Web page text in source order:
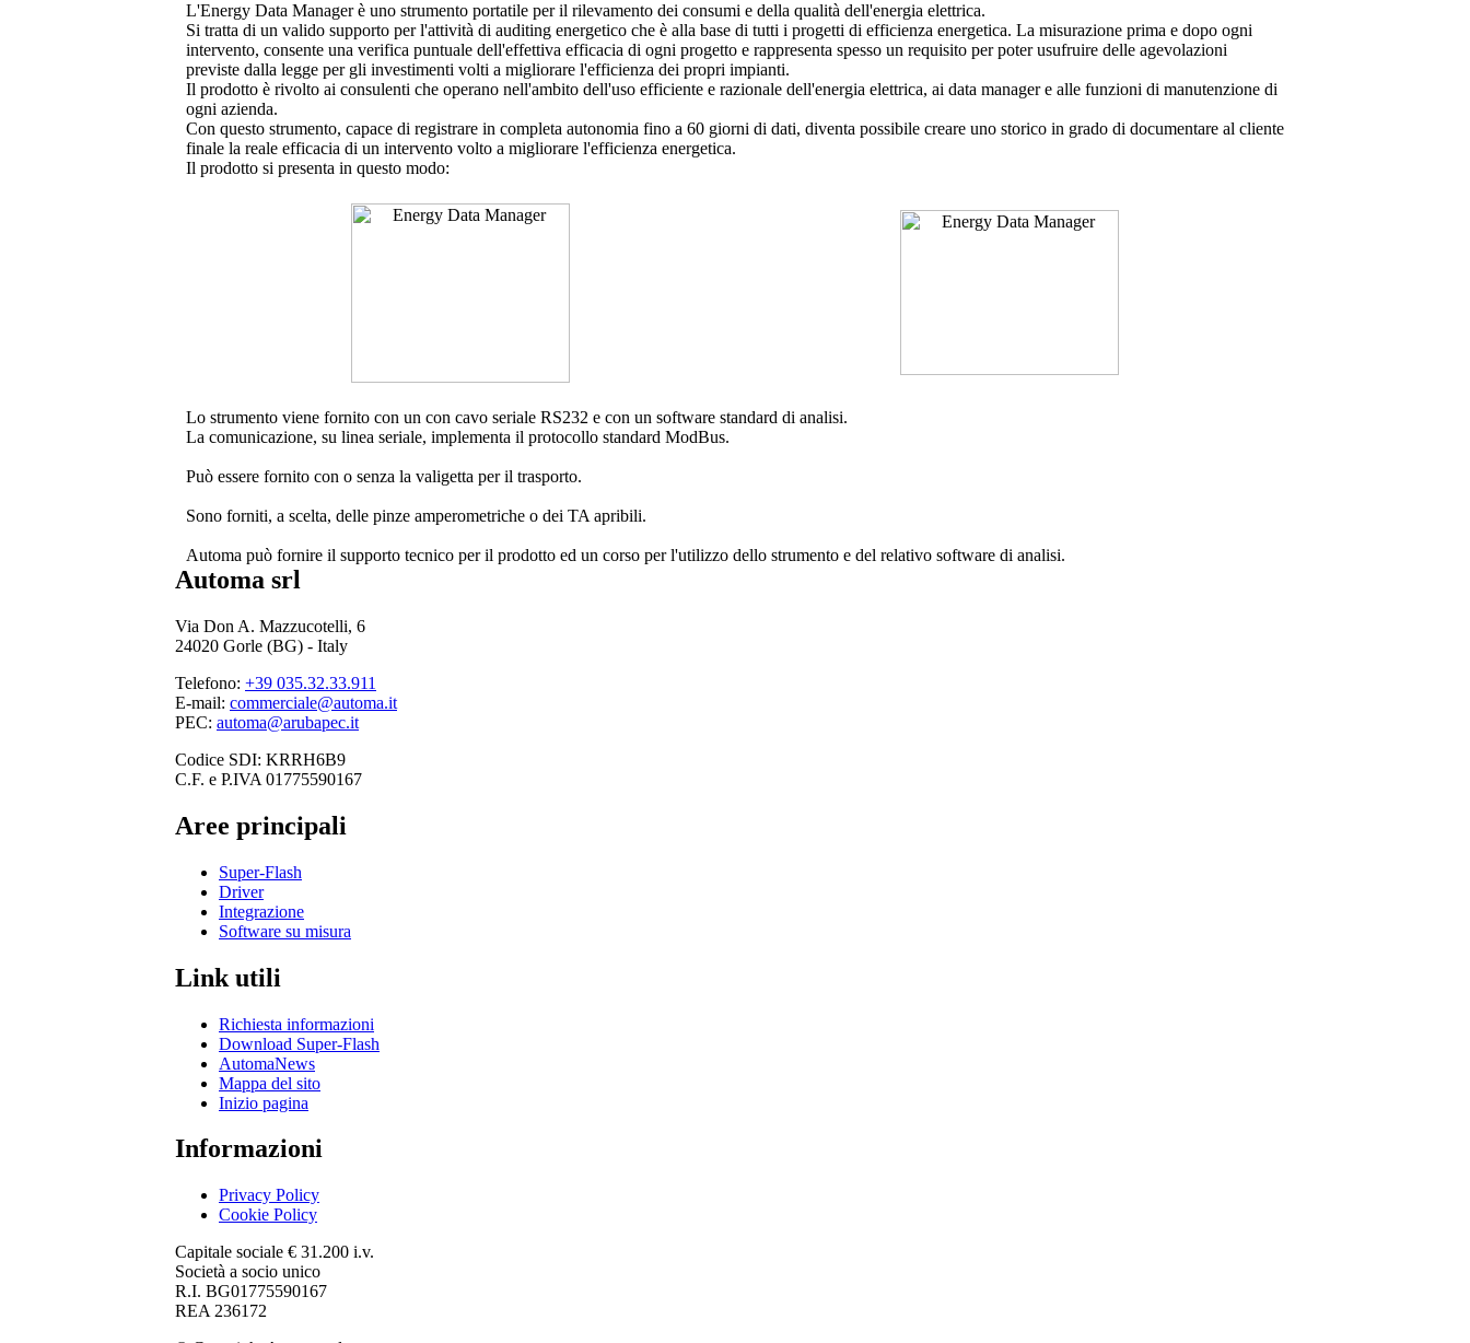
L'Energy Data Manager è uno strumento portatile per il rilevamento dei consumi e della qualità dell'energia elettrica.
Si tratta di un valido supporto per l'attività di auditing energetico che è alla base di tutti i progetti di efficienza energetica. La misurazione prima e dopo ogni
intervento, consente una verifica puntuale dell'effettiva efficacia di ogni progetto e rappresenta spesso un requisito per poter usufruire delle agevolazioni
previste dalla legge per gli investimenti volti a migliorare l'efficienza dei propri impianti.
Il prodotto è rivolto ai consulenti che operano nell'ambito dell'uso efficiente e razionale dell'energia elettrica, ai data manager e alle funzioni di manutenzione di
ogni azienda.
Con questo strumento, capace di registrare in completa autonomia fino a 60 giorni di dati, diventa possibile creare uno storico in grado di documentare al cliente
finale la reale efficacia di un intervento volto a migliorare l'efficienza energetica.
Il prodotto si presenta in questo modo:
Lo strumento viene fornito con un con cavo seriale RS232 e con un software standard di analisi.
La comunicazione, su linea seriale, implementa il protocollo standard ModBus.
Può essere fornito con o senza la valigetta per il trasporto.
Sono forniti, a scelta, delle pinze amperometriche o dei TA apribili.
Automa può fornire il supporto tecnico per il prodotto ed un corso per l'utilizzo dello strumento e del relativo software di analisi.
Automa srl
Via Don A. Mazzucotelli, 6
24020 Gorle (BG) - Italy
Telefono: +39 035.32.33.911
E-mail: commerciale@automa.it
PEC: automa@arubapec.it
Codice SDI: KRRH6B9
C.F. e P.IVA 01775590167
Aree principali
Super-Flash
Driver
Integrazione
Software su misura
Link utili
Richiesta informazioni
Download Super-Flash
AutomaNews
Mappa del sito
Inizio pagina
Informazioni
Privacy Policy
Cookie Policy
Capitale sociale € 31.200 i.v.
Società a socio unico
R.I. BG01775590167
REA 236172